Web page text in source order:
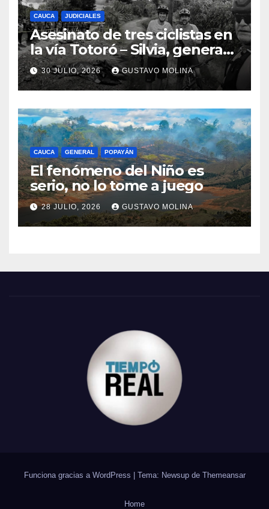
CAUCA JUDICIALES
Asesinato de tres ciclistas en
la vía Totoró – Silvia, genera
consternación en el Cauca
30 JULIO, 2026 GUSTAVO MOLINA
CAUCA GENERAL POPAYÁN
El fenómeno del Niño es
serio, no lo tome a juego
28 JULIO, 2026 GUSTAVO MOLINA
Funciona gracias a WordPress Tema: Newsup de Themeansar
Home